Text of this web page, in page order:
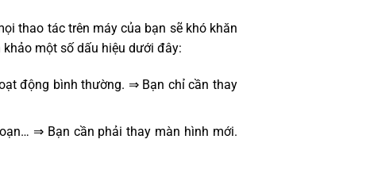
thao tác trên máy của bạn sẽ khó khăn
một số dấu hiệu dưới đây:
động bình thường. ⇒ Bạn chỉ cần thay
⇒ Bạn cần phải thay màn hình mới.